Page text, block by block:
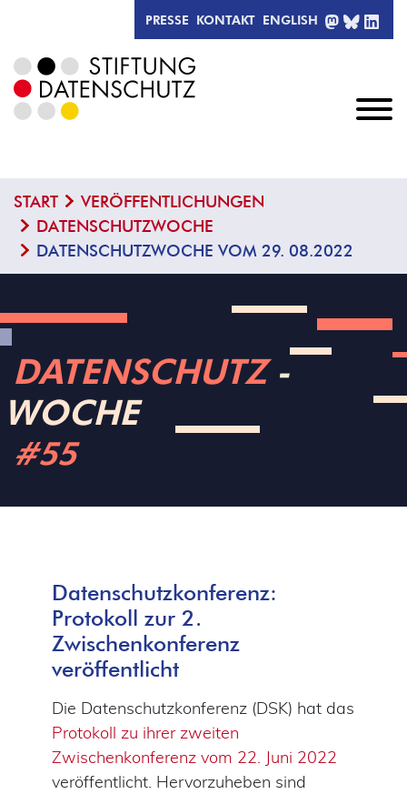
PRESSE KONTAKT ENGLISH
START
VERÖFFENTLICHUNGEN
DATENSCHUTZWOCHE
DATENSCHUTZWOCHE VOM 29. 08.2022
DATENSCHUTZ ­
WOCHE
#55
Datenschutzkonferenz:
Protokoll zur 2.
Zwischenkonferenz
veröffentlicht
Die Datenschutzkonferenz (DSK) hat das
Protokoll zu ihrer zweiten
Zwischenkonferenz vom 22. Juni 2022
veröffentlicht. Hervorzuheben sind